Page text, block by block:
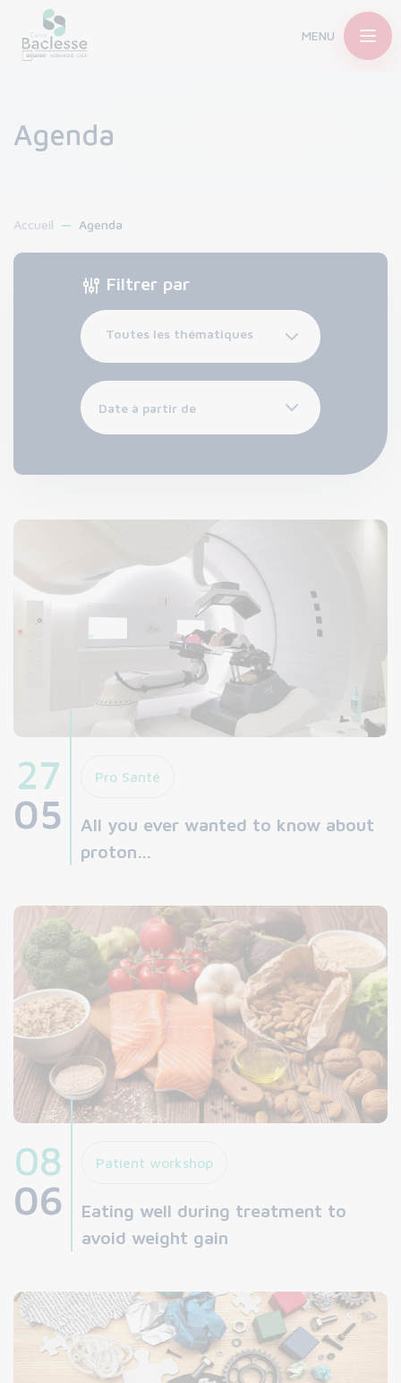
MENU
Agenda
Accueil Agenda
Filtrer par
Toutes les thématiques
27
05
Pro Santé
All you ever wanted to know about
proton…
08
06
Patient workshop
Eating well during treatment to
avoid weight gain